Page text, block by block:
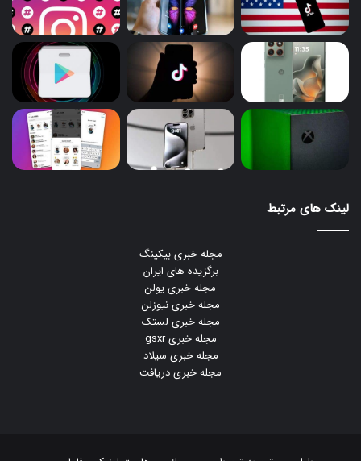
لینک های مرتبط
مجله خبری بیکینگ
برگزیده های ایران
مجله خبری یولن
مجله خبری نیوزلن
مجله خبری لستک
مجله خبری gsxr
مجله خبری سیلاد
مجله خبری دریافت